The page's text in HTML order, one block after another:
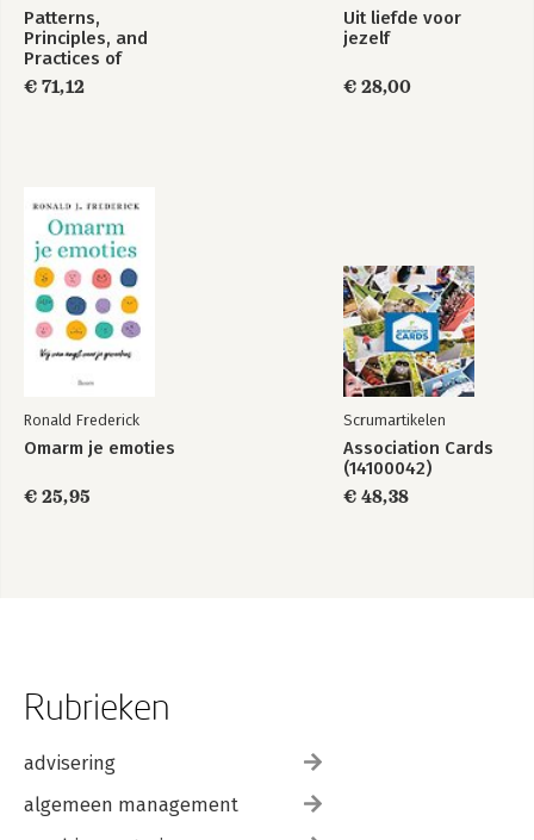
Patterns,
Principles, and
Practices of
Domain–Driven
Design
€ 71,12
Uit liefde voor
jezelf
€ 28,00
Ronald Frederick
Omarm je emoties
€ 25,95
Scrumartikelen
Association Cards
(14100042)
€ 48,38
Rubrieken
advisering
algemeen management